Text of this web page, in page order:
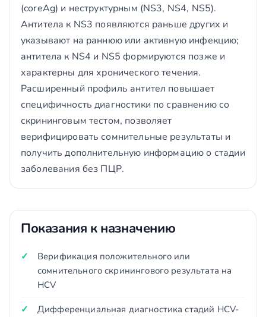
(coreAg) и неструктурным (NS3, NS4, NS5).
Антитела к NS3 появляются раньше других и
указывают на раннюю или активную инфекцию;
антитела к NS4 и NS5 формируются позже и
характерны для хронического течения.
Расширенный профиль антител повышает
специфичность диагностики по сравнению со
скрининговым тестом, позволяет
верифицировать сомнительные результаты и
получить дополнительную информацию о стадии
заболевания без ПЦР.
Показания к назначению
Верификация положительного или
сомнительного скринингового результата на
HCV
Дифференциальная диагностика стадий HCV-